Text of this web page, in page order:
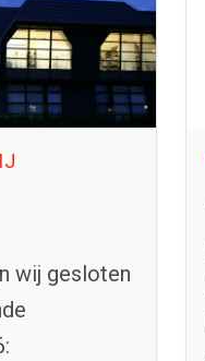
wij gesloten